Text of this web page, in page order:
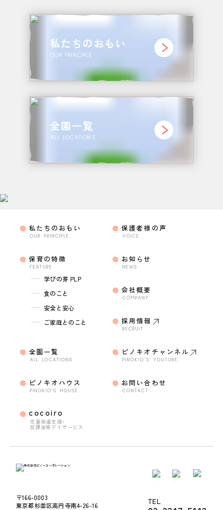
私たちのおもい
OUR PRINCIPLE
全園一覧
ALL LOCATIONS
〒166-0003
東京都杉並区高円寺南4-26-16
TEL
私たちのおもい
OUR PRINCIPLE
保育の特徴
FEATURE
学びの芽 PLP
食のこと
安全と安心
ご家庭とのこと
全園一覧
ALL LOCATIONS
ピノキオハウス
PINOKIO'S HOUSE
cocoiro
児童発達支援・
放課後等デイサービス
保護者様の声
VOICE
お知らせ
NEWS
会社概要
COMPANY
採用情報
RECRUIT
ピノキオチャンネル
PINOKIO’S YOUTUBE
お問い合わせ
CONTACT